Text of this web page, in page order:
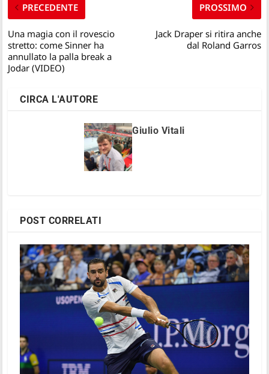
PRECEDENTE
Una magia con il rovescio
stretto: come Sinner ha
annullato la palla break a
Jodar (VIDEO)
PROSSIMO
Jack Draper si ritira anche
dal Roland Garros
CIRCA L'AUTORE
Giulio Vitali
POST CORRELATI